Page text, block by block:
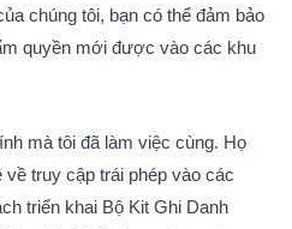
chúng tôi, bạn có thể đảm bảo
quyền mới được vào các khu
mà tôi đã làm việc cùng. Họ
truy cập trái phép vào các
triển khai Bộ Kit Ghi Danh